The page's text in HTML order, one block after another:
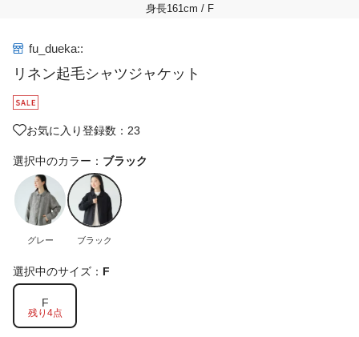
身長161cm / F
fu_dueka::
リネン起毛シャツジャケット
お気に入り登録数：23
選択中のカラー： ブラック
グレー ブラック
選択中のサイズ： F
F
残り4点